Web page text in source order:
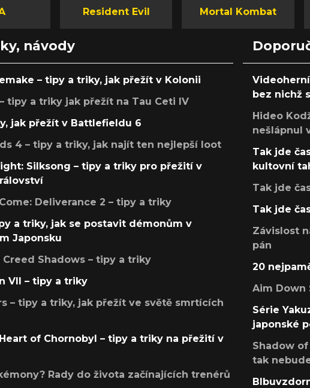
Resident Evil Mortal Kombat
návody
– tipy a triky, jak přežít v Kolonii
tipy a triky jak přežít na Tau Ceti IV
jak přežít v Battlefieldu 6
4 – tipy a triky, jak najít ten nejlepší loot
Silksong – tipy a triky pro přežití v
Deliverance 2 – tipy a triky
a triky, jak se postavit démonům v
Japonsku
Creed Shadows – tipy a triky
VII – tipy a triky
– tipy a triky, jak přežít ve světě smrtících
of Chornobyl – tipy a triky na přežití v
Rady do života začínajících trenérů
bez nichž
Hideo
nešlápnul
Tak jde
kultovní
Tak jde
Tak jde
Závislost
pán
20
Aim Down
Série
japonské
Shadow
tak